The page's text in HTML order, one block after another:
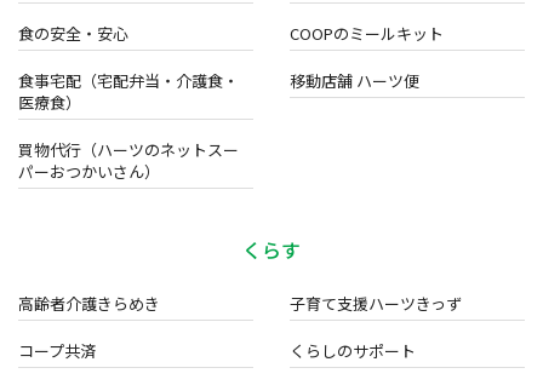
食の安全・安心 COOPのミールキット
食事宅配（宅配弁当・介護食・
医療食）
移動店舗 ハーツ便
買物代行（ハーツのネットスー
パーおつかいさん）
くらす
高齢者介護きらめき 子育て支援ハーツきっず
コープ共済 くらしのサポート